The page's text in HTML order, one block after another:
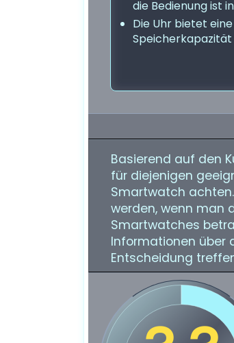
die Bedienung ist
Die Uhr bietet
Speicherkapazität
Basierend auf den
für diejenigen
Smartwatch
werden, wenn man
Smartwatches
Informationen über
Entscheidung